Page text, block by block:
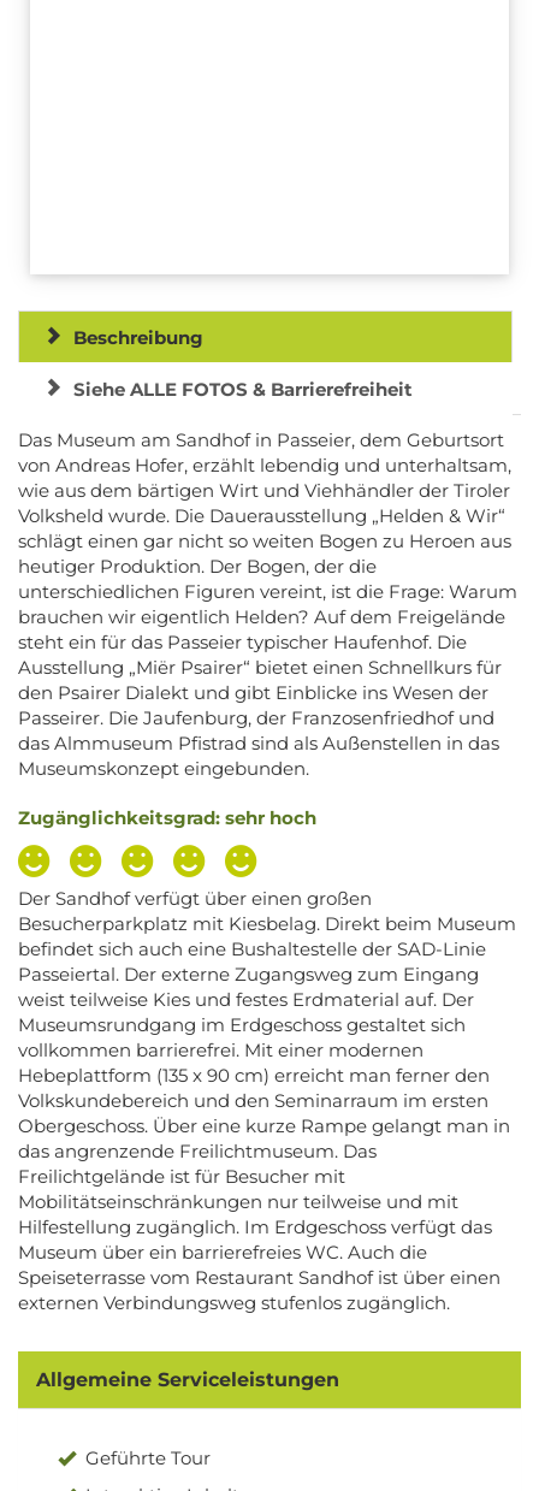
Beschreibung
Siehe ALLE FOTOS & Barrierefreiheit
Das Museum am Sandhof in Passeier, dem Geburtsort
von Andreas Hofer, erzählt lebendig und unterhaltsam,
wie aus dem bärtigen Wirt und Viehhändler der Tiroler
Volksheld wurde. Die Dauerausstellung „Helden & Wir“
schlägt einen gar nicht so weiten Bogen zu Heroen aus
heutiger Produktion. Der Bogen, der die
unterschiedlichen Figuren vereint, ist die Frage: Warum
brauchen wir eigentlich Helden? Auf dem Freigelände
steht ein für das Passeier typischer Haufenhof. Die
Ausstellung „Miër Psairer“ bietet einen Schnellkurs für
den Psairer Dialekt und gibt Einblicke ins Wesen der
Passeirer. Die Jaufenburg, der Franzosenfriedhof und
das Almmuseum Pfistrad sind als Außenstellen in das
Museumskonzept eingebunden.
Zugänglichkeitsgrad: sehr hoch
Der Sandhof verfügt über einen großen
Besucherparkplatz mit Kiesbelag. Direkt beim Museum
befindet sich auch eine Bushaltestelle der SAD-Linie
Passeiertal. Der externe Zugangsweg zum Eingang
weist teilweise Kies und festes Erdmaterial auf. Der
Museumsrundgang im Erdgeschoss gestaltet sich
vollkommen barrierefrei. Mit einer modernen
Hebeplattform (135 x 90 cm) erreicht man ferner den
Volkskundebereich und den Seminarraum im ersten
Obergeschoss. Über eine kurze Rampe gelangt man in
das angrenzende Freilichtmuseum. Das
Freilichtgelände ist für Besucher mit
Mobilitätseinschränkungen nur teilweise und mit
Hilfestellung zugänglich. Im Erdgeschoss verfügt das
Museum über ein barrierefreies WC. Auch die
Speiseterrasse vom Restaurant Sandhof ist über einen
externen Verbindungsweg stufenlos zugänglich.
Allgemeine Serviceleistungen
Geführte Tour